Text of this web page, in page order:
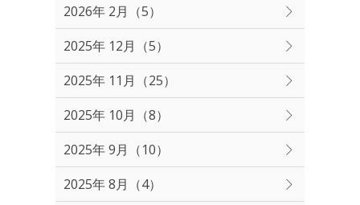
2026年 2月（5）
2025年 12月（5）
2025年 11月（25）
2025年 10月（8）
2025年 9月（10）
2025年 8月（4）